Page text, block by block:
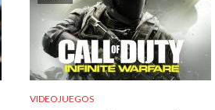
VIDEOJUEGOS